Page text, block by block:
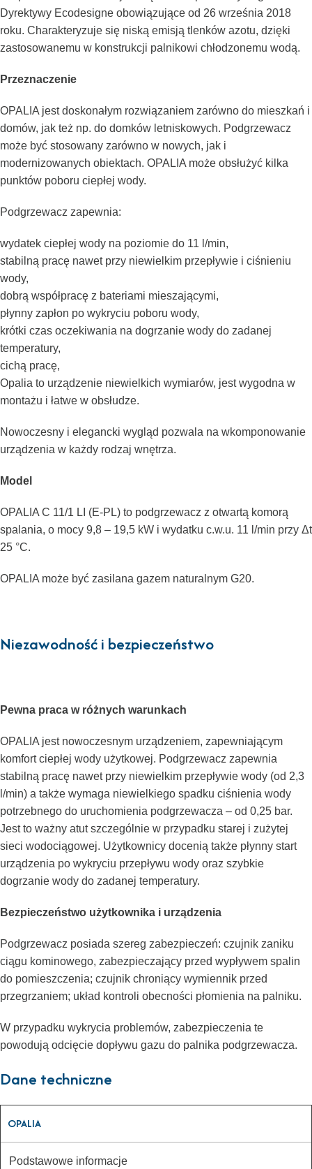
Dyrektywy Ecodesigne obowiązujące od 26 września 2018
roku. Charakteryzuje się niską emisją tlenków azotu, dzięki
zastosowanemu w konstrukcji palnikowi chłodzonemu wodą.
Przeznaczenie
OPALIA jest doskonałym rozwiązaniem zarówno do mieszkań i
domów, jak też np. do domków letniskowych. Podgrzewacz
może być stosowany zarówno w nowych, jak i
modernizowanych obiektach. OPALIA może obsłużyć kilka
punktów poboru ciepłej wody.
Podgrzewacz zapewnia:
wydatek ciepłej wody na poziomie do 11 l/min,
stabilną pracę nawet przy niewielkim przepływie i ciśnieniu
wody,
dobrą współpracę z bateriami mieszającymi,
płynny zapłon po wykryciu poboru wody,
krótki czas oczekiwania na dogrzanie wody do zadanej
temperatury,
cichą pracę,
Opalia to urządzenie niewielkich wymiarów, jest wygodna w
montażu i łatwe w obsłudze.
Nowoczesny i elegancki wygląd pozwala na wkomponowanie
urządzenia w każdy rodzaj wnętrza.
Model
OPALIA C 11/1 LI (E-PL) to podgrzewacz z otwartą komorą
spalania, o mocy 9,8 – 19,5 kW i wydatku c.w.u. 11 l/min przy Δt
25 °C.
OPALIA może być zasilana gazem naturalnym G20.
Niezawodność i bezpieczeństwo
Pewna praca w różnych warunkach
OPALIA jest nowoczesnym urządzeniem, zapewniającym
komfort ciepłej wody użytkowej. Podgrzewacz zapewnia
stabilną pracę nawet przy niewielkim przepływie wody (od 2,3
l/min) a także wymaga niewielkiego spadku ciśnienia wody
potrzebnego do uruchomienia podgrzewacza – od 0,25 bar.
Jest to ważny atut szczególnie w przypadku starej i zużytej
sieci wodociągowej. Użytkownicy docenią także płynny start
urządzenia po wykryciu przepływu wody oraz szybkie
dogrzanie wody do zadanej temperatury.
Bezpieczeństwo użytkownika i urządzenia
Podgrzewacz posiada szereg zabezpieczeń: czujnik zaniku
ciągu kominowego, zabezpieczający przed wypływem spalin
do pomieszczenia; czujnik chroniący wymiennik przed
przegrzaniem; układ kontroli obecności płomienia na palniku.
W przypadku wykrycia problemów, zabezpieczenia te
powodują odcięcie dopływu gazu do palnika podgrzewacza.
Dane techniczne
OPALIA
Podstawowe informacje